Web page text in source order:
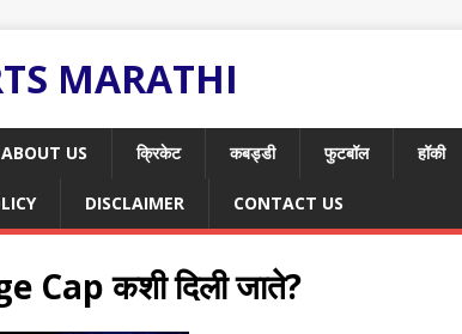
MARATHI
ABOUT US क्रिकेट कबड्डी फुटबॉल हॉकी
DISCLAIMER CONTACT US
Cap कशी दिली जाते?